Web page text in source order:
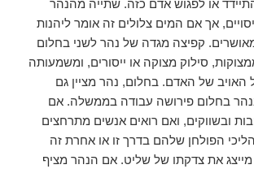
או לפגוש אדם כזה. שתייה מהנהר
אך אם המים צלולים זה אומר ליהנות
קפיצה מגדה של נהר לשני בחלום
סילוק מצוקה או ייסורים, ומשמעותה
האויב של האדם. בחלום, נהר מציין גם
בחלום פירושה עבודה בממשלה. אם
ובשווקים, ואם רואים אנשים מתרחצים
הפולחן שלהם בדרך זו או אחרת זה
את צדקתו של שליט. אם הנהר מציף